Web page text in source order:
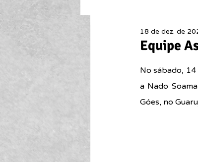
Jornal O Processo
Equipe
18 de dez. de
No sábado, 14
a Nado
Góes, no